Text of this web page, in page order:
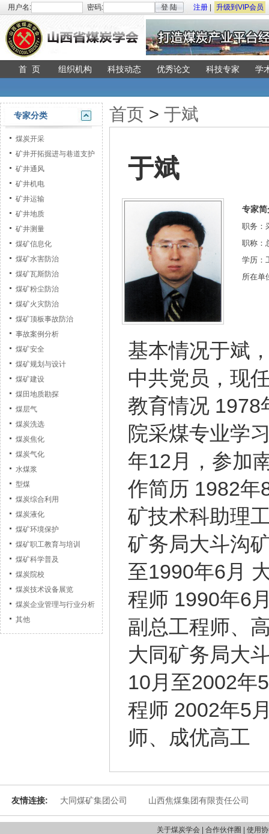
用户名: 密码: 登 陆 注册 升级到VIP会员
学
科技专家
优秀论文
科技动态
组织机构
首 页
专家分类
煤炭开采
矿井开拓掘进与巷道支护
矿井通风
矿井机电
矿井运输
矿井地质
矿井测量
煤矿信息化
煤矿水害防治
煤矿瓦斯防治
煤矿粉尘防治
煤矿火灾防治
煤矿顶板事故防治
事故案例分析
煤矿安全
煤矿规划与设计
煤矿建设
煤田地质勘探
煤层气
煤炭洗选
煤炭焦化
煤炭气化
水煤浆
型煤
煤炭综合利用
煤炭液化
煤矿环境保护
煤矿职工教育与培训
煤矿科学普及
煤炭院校
煤炭技术设备展览
煤炭企业管理与行业分析
其他
首页 > 于斌
于斌
专家简
职务：
职称：
学历：
所在单
基本情况于斌
中共党员，现
教育情况 1978
院采煤专业学
年12月，参加
作简历 1982年
矿技术科助理
矿务局大斗沟
至1990年6月
程师 1990年6
副总工程师、
大同矿务局大
10月至2002年
程师 2002年5
师、成优高工
友情连接: 大同煤矿集团公司 山西焦煤集团有限责任公司
关于煤炭学会 | 合作伙伴圈 | 使用